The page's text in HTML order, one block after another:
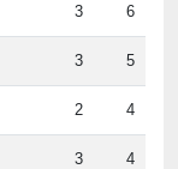
3 5
2 4
3 4
3 4